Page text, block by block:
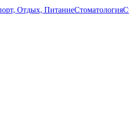
Отдых, ПитаниеСтоматология